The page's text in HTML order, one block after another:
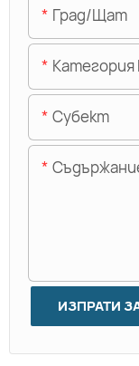
Град/щат
Субект
ИЗПРАТИ